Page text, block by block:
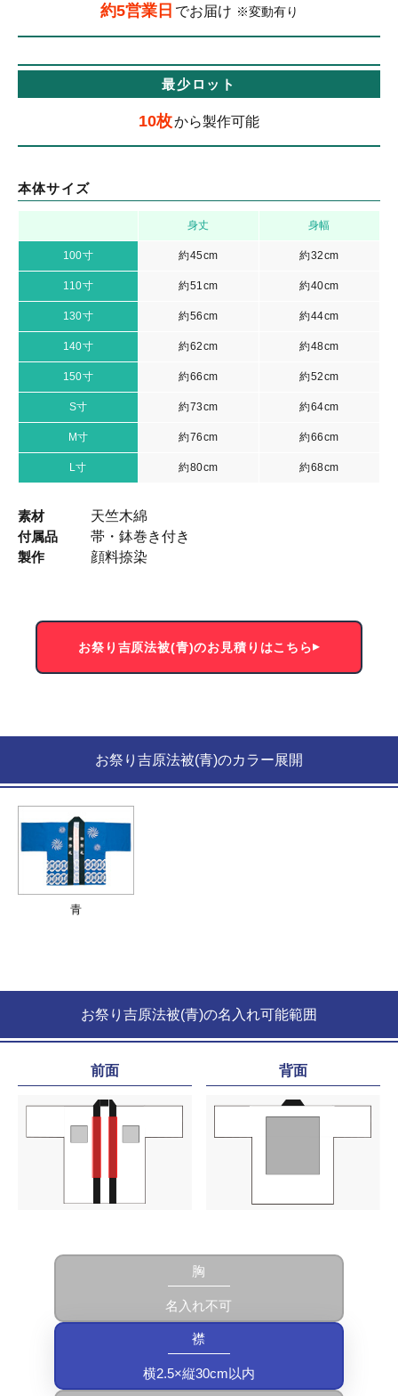
約5営業日 でお届け ※変動有り
最少ロット
10枚から製作可能
本体サイズ
身丈 身幅
100寸 約45cm 約32cm
110寸 約51cm 約40cm
130寸 約56cm 約44cm
140寸 約62cm 約48cm
150寸 約66cm 約52cm
S寸 約73cm 約64cm
M寸 約76cm 約66cm
L寸 約80cm 約68cm
素材
天竺木綿
付属品
帯・鉢巻き付き
製作
顔料捺染
お祭り吉原法被(青)のお見積りはこちら
お祭り吉原法被(青)のカラー展開
青
お祭り吉原法被(青)の名入れ可能範囲
前面 背面
胸
名入れ不可
襟
横2.5×縦30cm以内